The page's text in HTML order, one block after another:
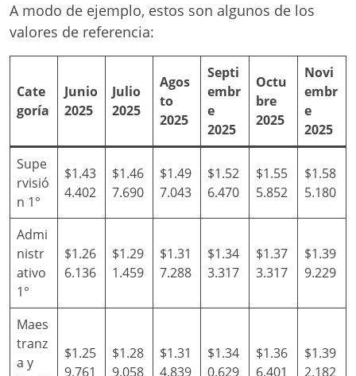
A modo de ejemplo, estos son algunos de los
valores de referencia:
Cate
goría
Junio
2025
Julio
2025
Agos
to
2025
Septi
embr
e
2025
Octu
bre
2025
Novi
embr
e
2025
Supe
rvisió
n 1°
$1.43
4.402
$1.46
7.690
$1.49
7.043
$1.52
6.470
$1.55
5.852
$1.58
5.180
Admi
nistr
ativo
1°
$1.26
6.136
$1.29
1.459
$1.31
7.288
$1.34
3.317
$1.37
3.317
$1.39
9.229
Maes
tranz
a y
$1.25
9.761
$1.28
9.058
$1.31
4.839
$1.34
0.629
$1.36
6.401
$1.39
2.182